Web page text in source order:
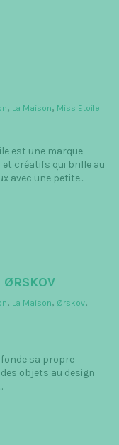
, La Maison, Miss Etoile
est une marque
et créatifs qui brille au
avec une petite...
ØRSKOV
, La Maison, Ørskov,
fonde sa propre
objets au design